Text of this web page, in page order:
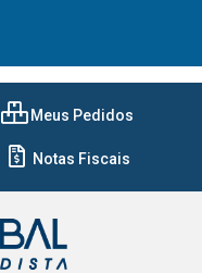
Meus Pedidos
Notas Fiscais